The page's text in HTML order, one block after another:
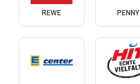
REWE PENNY